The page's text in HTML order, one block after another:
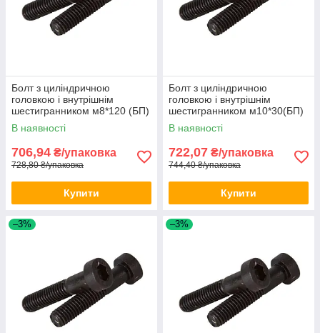
Болт з циліндричною
головкою і внутрішнім
шестигранником м8*120 (БП)
DIN 912 50шт/уп
В наявності
706,94 ₴/упаковка
728,80 ₴/упаковка
Купити
Болт з циліндричною
головкою і внутрішнім
шестигранником м10*30(БП)
DIN 912 100шт/уп
В наявності
722,07 ₴/упаковка
744,40 ₴/упаковка
Купити
–3% –3%